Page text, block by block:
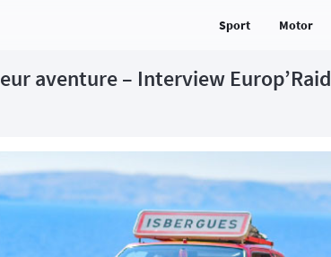
Sport Motor
aventure – Interview Europ’Raid